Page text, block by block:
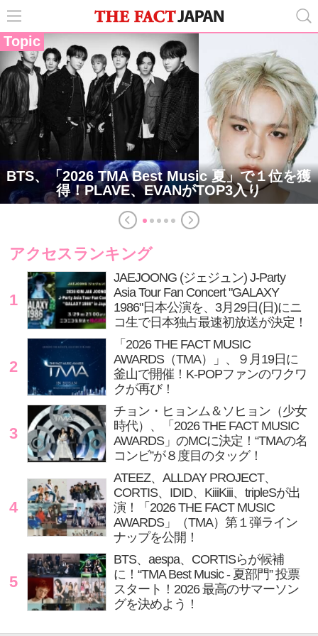
Topic
BTS、「2026 TMA Best Music 夏」で１位を獲
得！PLAVE、EVANがTOP3入り
アクセスランキング
1
JAEJOONG (ジェジュン) J-Party
Asia Tour Fan Concert "GALAXY
1986"日本公演を、3月29日(日)にニ
コ生で日本独占最速初放送が決定！
2
「2026 THE FACT MUSIC
AWARDS（TMA）」、９月19日に
釜山で開催！K-POPファンのワクワ
クが再び！
3
チョン・ヒョンム＆ソヒョン（少女
時代）、「2026 THE FACT MUSIC
AWARDS」のMCに決定！“TMAの名
コンビ”が８度目のタッグ！
4
ATEEZ、ALLDAY PROJECT、
CORTIS、IDID、KiiiKiii、tripleSが出
演！「2026 THE FACT MUSIC
AWARDS」（TMA）第１弾ライン
ナップを公開！
5
BTS、aespa、CORTISらが候補
に！“TMA Best Music - 夏部門” 投票
スタート！2026 最高のサマーソン
グを決めよう！